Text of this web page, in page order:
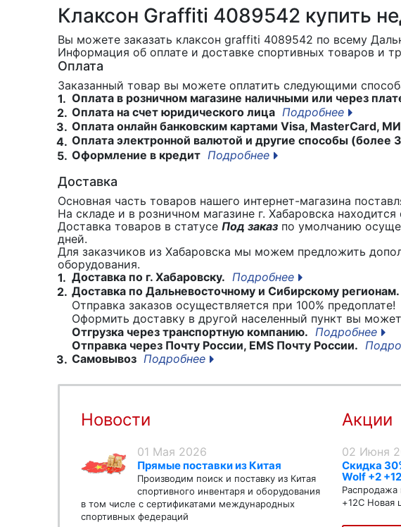
Клаксон Graffiti 4089542 купить
Вы можете заказать клаксон graffiti 4089542 по всему
Информация об оплате и доставке спортивных товаров и
Оплата
Заказанный товар вы можете оплатить следующими
1. Оплата в розничном магазине наличными или через
2. Оплата на счет юридического лица Подробнее
3. Оплата онлайн банковским картами Visa, MasterCard,
4. Оплата электронной валютой и другие способы (более
5. Оформление в кредит Подробнее
Доставка
Основная часть товаров нашего интернет-магазина
На складе и в розничном магазине г. Хабаровска
Доставка товаров в статусе Под заказ по умолчанию
дней.
Для заказчиков из Хабаровска мы можем предложить
оборудования.
1. Доставка по г. Хабаровску. Подробнее
2. Доставка по Дальневосточному и Сибирскому регионам.
Отправка заказов осуществляется при 100% предоплате!
Оформить доставку в другой населенный пункт вы
Отгрузка через транспортную компанию. Подробнее
Отправка через Почту России, EMS Почту России.
3. Самовывоз Подробнее
Новости
01 Мая 2026
Прямые поставки из Китая
Производим поиск и поставку из Китая
спортивного инвентаря и оборудования
в том числе с сертификатами международных
спортивных федераций
Акции
02 Июня
Скидка
Wolf +2
Распродажа
+12C Новая